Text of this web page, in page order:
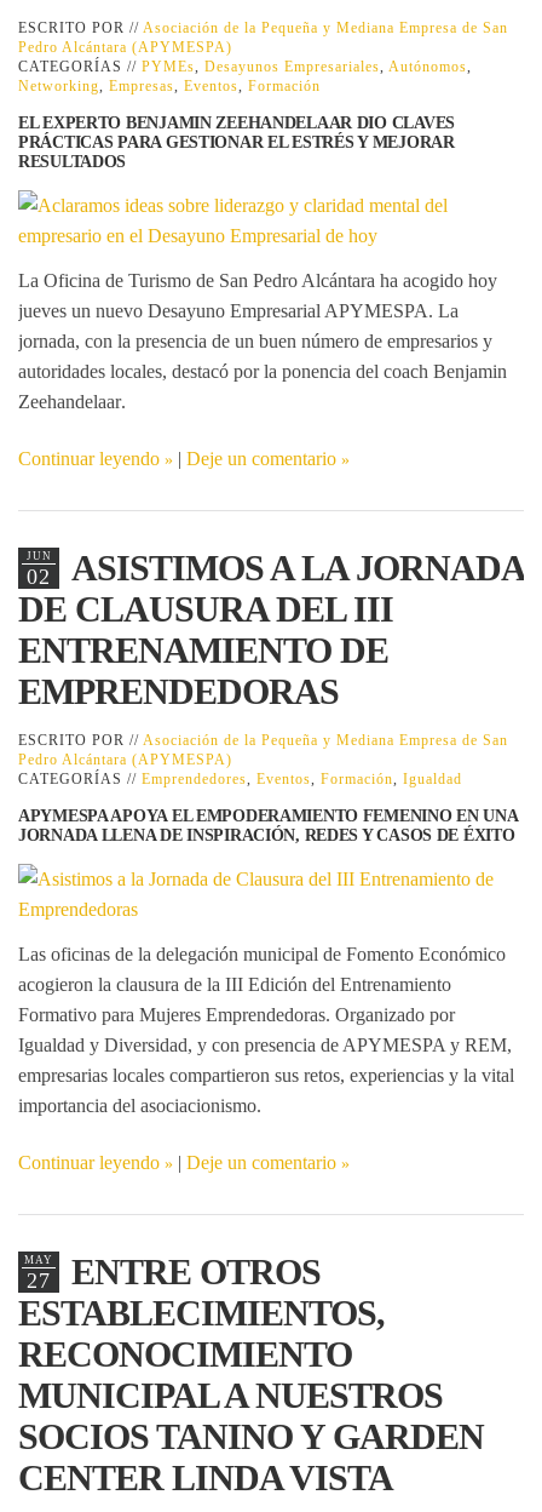
ESCRITO POR // Asociación de la Pequeña y Mediana Empresa de San
Pedro Alcántara (APYMESPA)
CATEGORÍAS // PYMEs Desayunos Empresariales Autónomos
Networking
Empresas Eventos Formación
EL EXPERTO BENJAMIN ZEEHANDELAAR DIO CLAVES
PRÁCTICAS PARA GESTIONAR EL ESTRÉS Y MEJORAR
RESULTADOS
La Oficina de Turismo de San Pedro Alcántara ha acogido hoy
jueves un nuevo Desayuno Empresarial APYMESPA. La
jornada, con la presencia de un buen número de empresarios y
autoridades locales, destacó por la ponencia del coach Benjamin
Zeehandelaar.
Continuar leyendo | Deje un comentario
JUN
02
ASISTIMOS A LA JORNADA
DE CLAUSURA DEL III
ENTRENAMIENTO DE
EMPRENDEDORAS
ESCRITO POR // Asociación de la Pequeña y Mediana Empresa de San
Pedro Alcántara (APYMESPA)
CATEGORÍAS // Emprendedores Eventos Formación Igualdad
APYMESPA APOYA EL EMPODERAMIENTO FEMENINO EN UNA
JORNADA LLENA DE INSPIRACIÓN, REDES Y CASOS DE ÉXITO
Las oficinas de la delegación municipal de Fomento Económico
acogieron la clausura de la III Edición del Entrenamiento
Formativo para Mujeres Emprendedoras. Organizado por
Igualdad y Diversidad, y con presencia de APYMESPA y REM,
empresarias locales compartieron sus retos, experiencias y la vital
importancia del asociacionismo.
Continuar leyendo | Deje un comentario
MAY
27
ENTRE OTROS
ESTABLECIMIENTOS,
RECONOCIMIENTO
MUNICIPAL A NUESTROS
SOCIOS TANINO Y GARDEN
CENTER LINDA VISTA